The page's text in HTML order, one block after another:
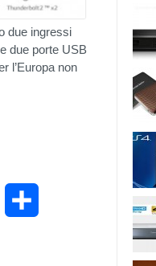
due ingressi
due porte USB
l’Europa non
Pocket